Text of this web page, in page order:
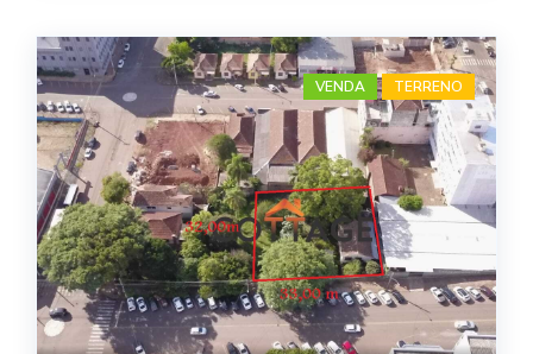
VENDA TERRENO